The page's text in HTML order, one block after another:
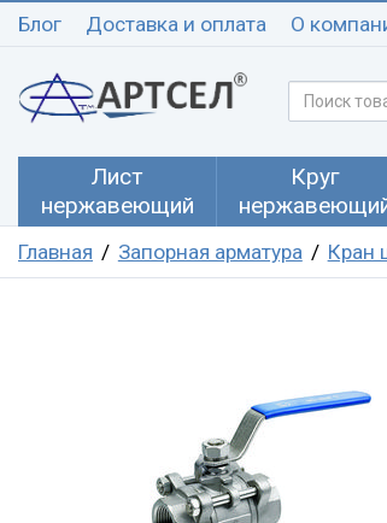
Блог Доставка и оплата О
Лист
нержавеющий
Круг
Главная Запорная арматура Кран